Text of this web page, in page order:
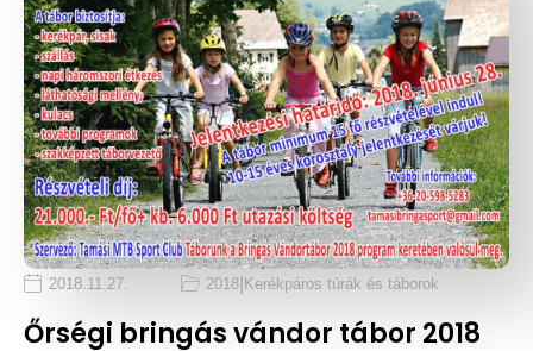
2018.11.27. 2018 Kerékpáros túrák és táborok
Őrségi bringás vándor tábor 2018